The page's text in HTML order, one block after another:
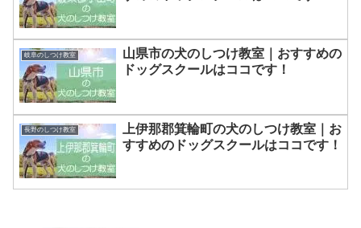
岐阜のしつけ教室
山県市の犬のしつけ教室｜おすすめの
ドッグスクールはココです！
長野のしつけ教室
上伊那郡箕輪町の犬のしつけ教室｜お
すすめのドッグスクールはココです！